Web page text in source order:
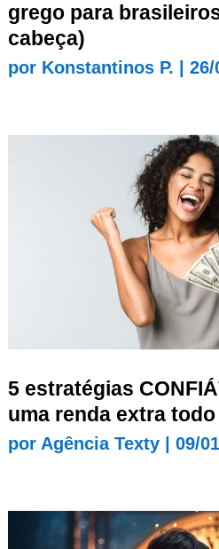
grego para
cabeça)
por Konstantinos P. 26/
5 estratégias
uma renda extra todo
por Agência Texty| 09/